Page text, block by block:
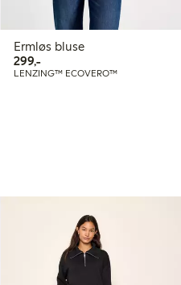
Ermløs bluse
299,-299,00 kr
LENZING™ ECOVERO™